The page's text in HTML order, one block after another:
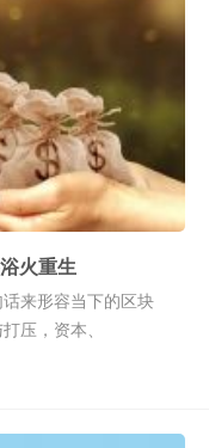
火重生
来形容当下的区块
压，资本、